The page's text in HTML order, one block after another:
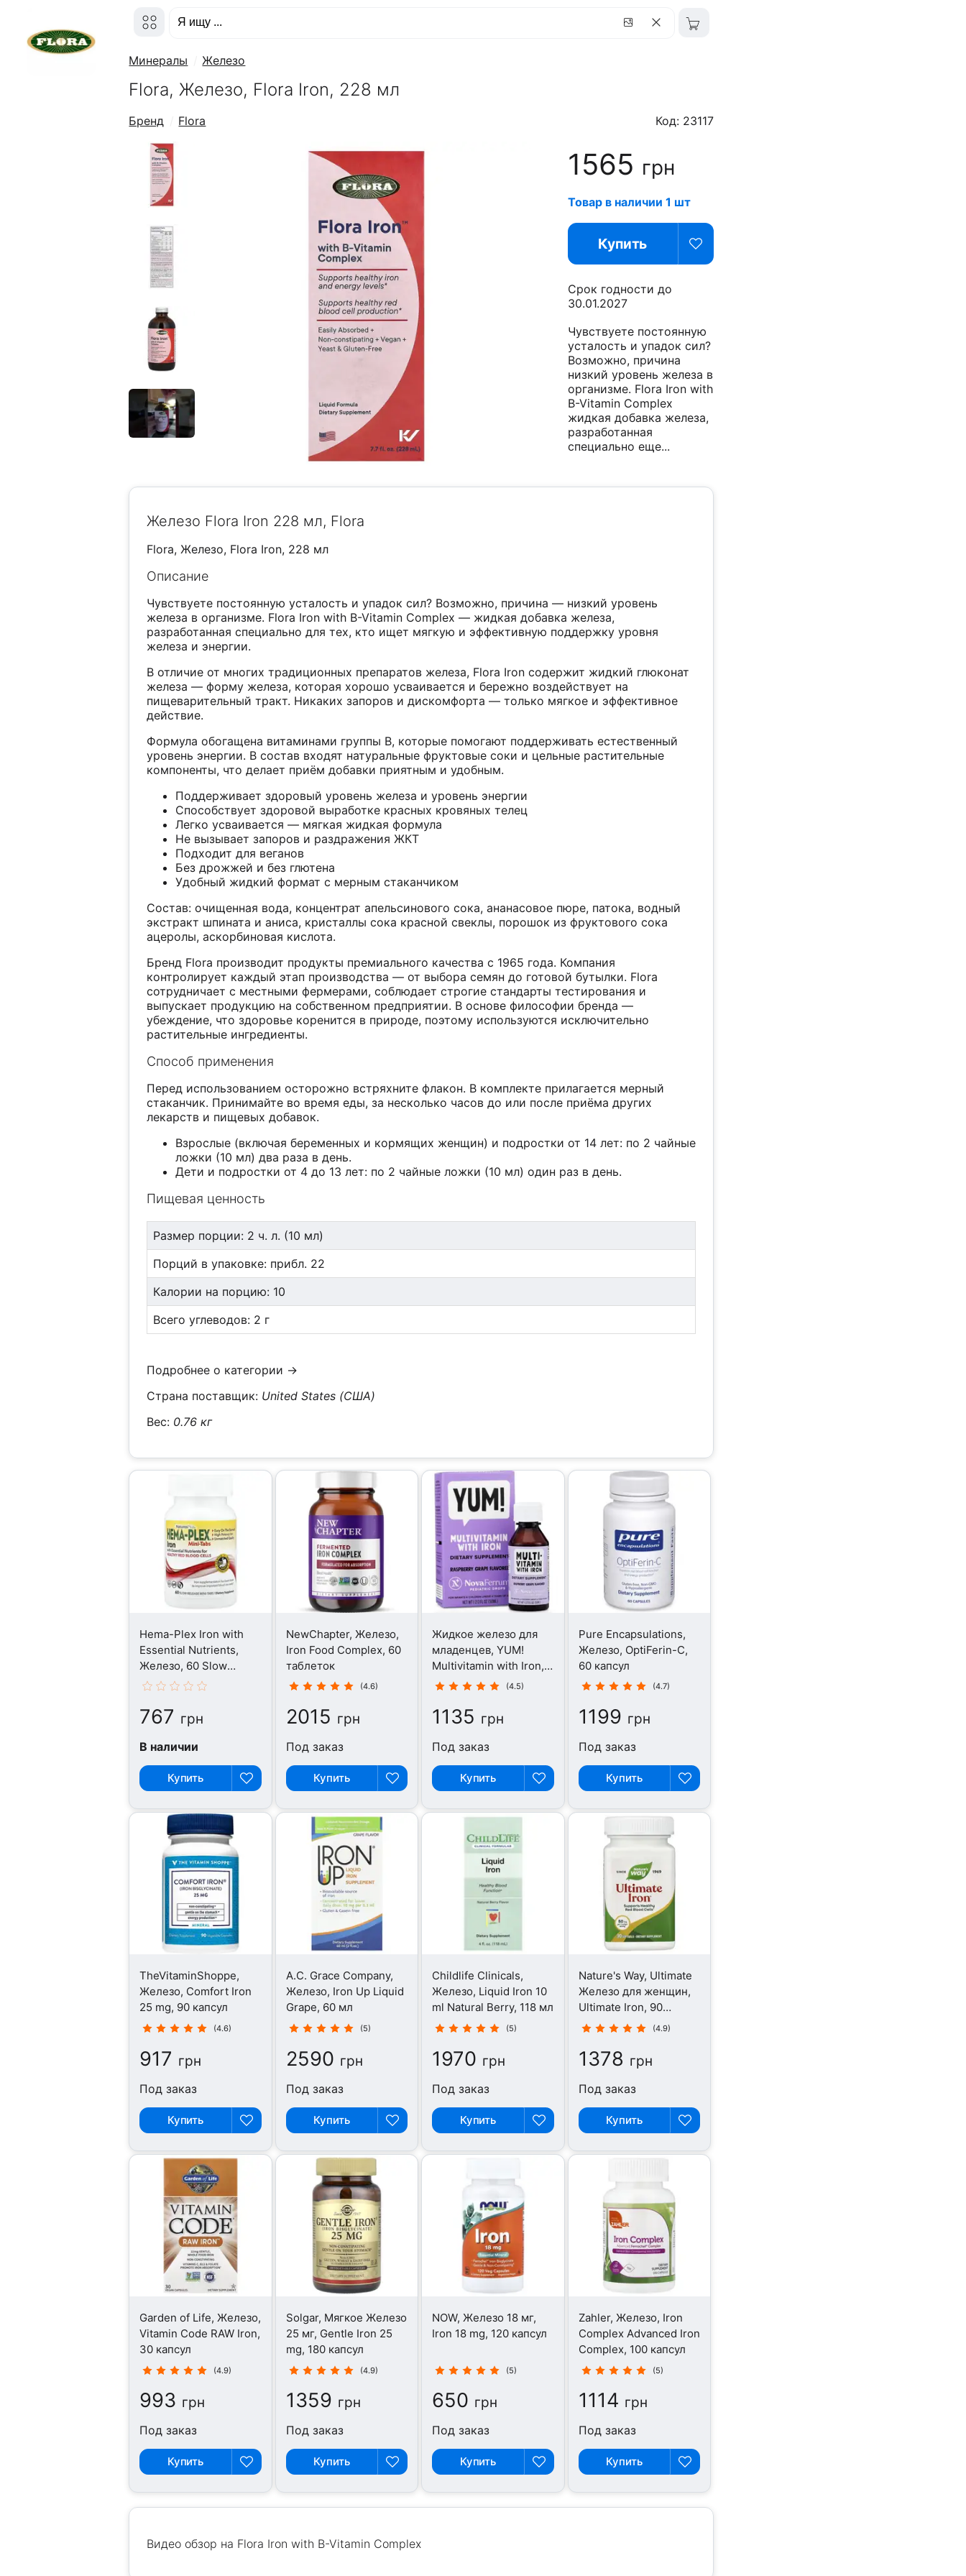
Минералы Железо
Flora, Железо, Flora Iron, 228 мл
Бренд Flora Код: 23117
1565 грн
Товар в наличии 1 шт
Купить
Срок годности до
30.01.2027
Чувствуете постоянную
усталость и упадок сил?
Возможно, причина
низкий уровень железа в
организме. Flora Iron with
B-Vitamin Complex
жидкая добавка железа,
разработанная
специально еще...
Железо Flora Iron 228 мл, Flora
Flora, Железо, Flora Iron, 228 мл
Описание
Чувствуете постоянную усталость и упадок сил? Возможно, причина — низкий уровень
железа в организме. Flora Iron with B-Vitamin Complex — жидкая добавка железа,
разработанная специально для тех, кто ищет мягкую и эффективную поддержку уровня
железа и энергии.
В отличие от многих традиционных препаратов железа, Flora Iron содержит жидкий глюконат
железа — форму железа, которая хорошо усваивается и бережно воздействует на
пищеварительный тракт. Никаких запоров и дискомфорта — только мягкое и эффективное
действие.
Формула обогащена витаминами группы B, которые помогают поддерживать естественный
уровень энергии. В состав входят натуральные фруктовые соки и цельные растительные
компоненты, что делает приём добавки приятным и удобным.
Поддерживает здоровый уровень железа и уровень энергии
Способствует здоровой выработке красных кровяных телец
Легко усваивается — мягкая жидкая формула
Не вызывает запоров и раздражения ЖКТ
Подходит для веганов
Без дрожжей и без глютена
Удобный жидкий формат с мерным стаканчиком
Состав: очищенная вода, концентрат апельсинового сока, ананасовое пюре, патока, водный
экстракт шпината и аниса, кристаллы сока красной свеклы, порошок из фруктового сока
ацеролы, аскорбиновая кислота.
Бренд Flora производит продукты премиального качества с 1965 года. Компания
контролирует каждый этап производства — от выбора семян до готовой бутылки. Flora
сотрудничает с местными фермерами, соблюдает строгие стандарты тестирования и
выпускает продукцию на собственном предприятии. В основе философии бренда —
убеждение, что здоровье коренится в природе, поэтому используются исключительно
растительные ингредиенты.
Способ применения
Перед использованием осторожно встряхните флакон. В комплекте прилагается мерный
стаканчик. Принимайте во время еды, за несколько часов до или после приёма других
лекарств и пищевых добавок.
Взрослые (включая беременных и кормящих женщин) и подростки от 14 лет: по 2 чайные
ложки (10 мл) два раза в день.
Дети и подростки от 4 до 13 лет: по 2 чайные ложки (10 мл) один раз в день.
Пищевая ценность
Размер порции: 2 ч. л. (10 мл)
Порций в упаковке: прибл. 22
Калории на порцию: 10
Всего углеводов: 2 г
Подробнее о категории →
Страна поставщик: United States (США)
Вес: 0.76 кг
Hema-Plex Iron with
Essential Nutrients,
Железо, 60 Slow
Release Mini Tabs
767 грн
В наличии
Купить
NewChapter, Железо,
Iron Food Complex, 60
таблеток
(4.6)
2015 грн
Под заказ
Купить
Жидкое железо для
младенцев, YUM!
Multivitamin with Iron,
50 мл
(4.5)
1135 грн
Под заказ
Купить
Pure Encapsulations,
Железо, OptiFerin-C,
60 капсул
(4.7)
1199 грн
Под заказ
Купить
TheVitaminShoppe,
Железо, Comfort Iron
25 mg, 90 капсул
(4.6)
917 грн
Под заказ
Купить
A.C. Grace Company,
Железо, Iron Up Liquid
Grape, 60 мл
(5)
2590 грн
Под заказ
Купить
Childlife Clinicals,
Железо, Liquid Iron 10
ml Natural Berry, 118 мл
(5)
1970 грн
Под заказ
Купить
Nature's Way, Ultimate
Железо для женщин,
Ultimate Iron, 90
капсул
(4.9)
1378 грн
Под заказ
Купить
Garden of Life, Железо,
Vitamin Code RAW Iron,
30 капсул
(4.9)
993 грн
Под заказ
Купить
Solgar, Мягкое Железо
25 мг, Gentle Iron 25
mg, 180 капсул
(4.9)
1359 грн
Под заказ
Купить
NOW, Железо 18 мг,
Iron 18 mg, 120 капсул
(5)
650 грн
Под заказ
Купить
Zahler, Железо, Iron
Complex Advanced Iron
Complex, 100 капсул
(5)
1114 грн
Под заказ
Купить
Видео обзор на Flora Iron with B-Vitamin Complex